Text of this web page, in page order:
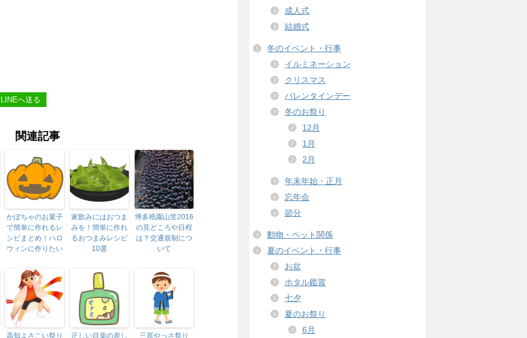
LINEへ送る
関連記事
かぼちゃのお菓子
で簡単に作れるレ
シピまとめ！ハロ
ウィンに作りたい
家飲みにはおつま
みを！簡単に作れ
るおつまみレシピ
10選
博多祇園山笠2016
の見どころや日程
は？交通規制につ
いて
高知よさこい祭り
正しい目薬の差し
三原やっさ祭り
成人式
結婚式
冬のイベント・行事
イルミネーション
クリスマス
バレンタインデー
冬のお祭り
12月
1月
2月
年末年始・正月
忘年会
節分
動物・ペット関係
夏のイベント・行事
お盆
ホタル鑑賞
七夕
夏のお祭り
6月